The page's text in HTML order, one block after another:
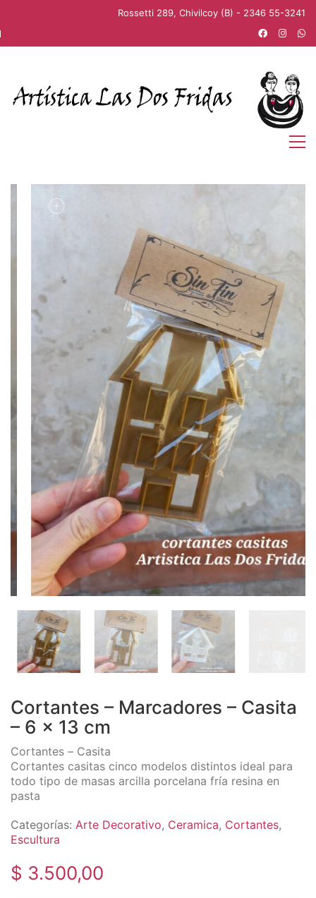
Rossetti 289, Chivilcoy (B) - 2346 55-3241
Cortantes – Marcadores – Casita
– 6 x 13 cm
Cortantes – Casita
Cortantes casitas cinco modelos distintos ideal para
todo tipo de masas arcilla porcelana fría resina en
pasta
Categorías: Arte Decorativo, Ceramica, Cortantes,
Escultura
$ 3.500,00